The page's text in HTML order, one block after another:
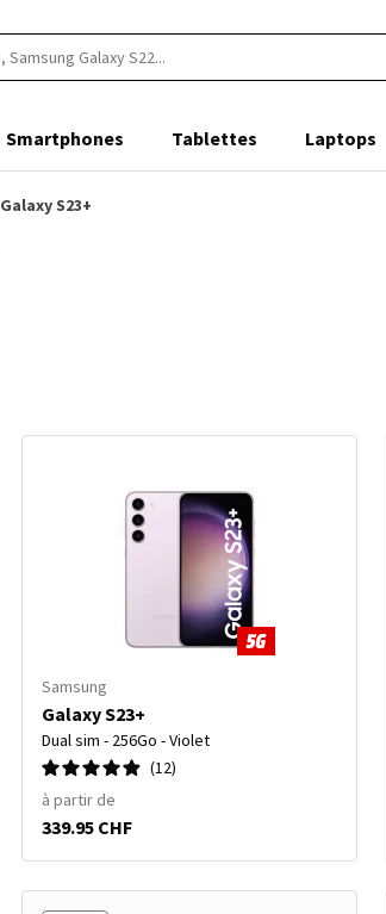
Smartphones Tablettes Laptops
Galaxy S23+
Samsung
Galaxy S23+
Dual sim - 256Go - Violet
12
à partir de
339.95 CHF